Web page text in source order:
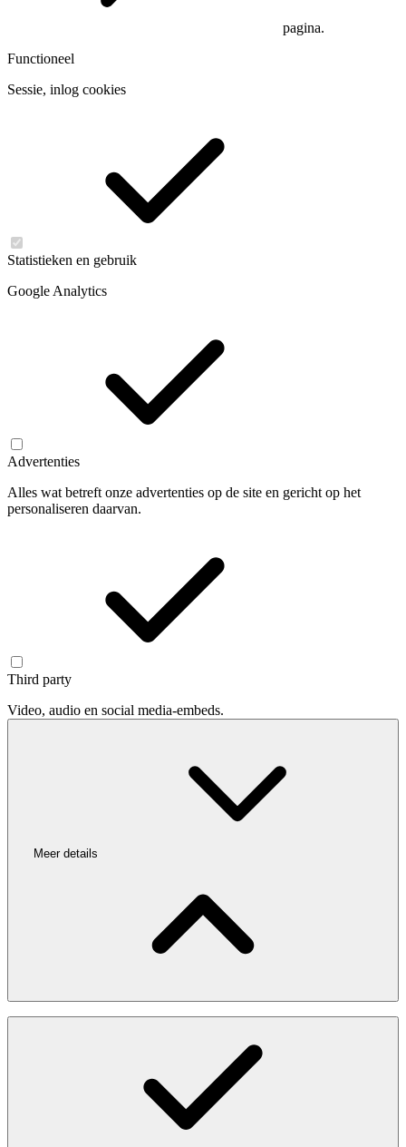
pagina.
Functioneel
Sessie, inlog cookies
Statistieken en gebruik
Google Analytics
Advertenties
Alles wat betreft onze advertenties op de site en gericht op het
personaliseren daarvan.
Third party
Video, audio en social media-embeds.
Meer details